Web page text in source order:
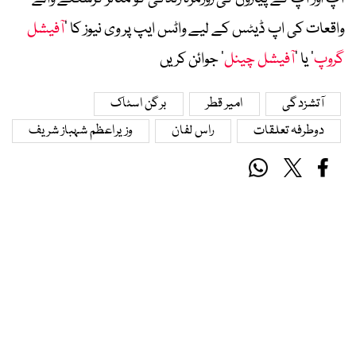
واقعات کی اپ ڈیٹس کے لیے واٹس ایپ پر وی نیوز کا ’آفیشل
گروپ‘ یا ’آفیشل چینل‘ جوائن کریں
آتشزدگی امیر قطر
برگن اسٹاک
دوطرفہ تعلقات
راس لفان وزیراعظم شہباز شریف